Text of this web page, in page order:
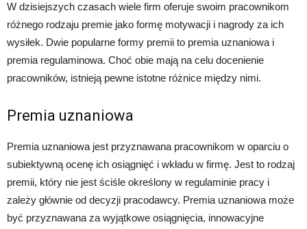
W dzisiejszych czasach wiele firm oferuje swoim pracownikom
różnego rodzaju premie jako formę motywacji i nagrody za ich
wysiłek. Dwie popularne formy premii to premia uznaniowa i
premia regulaminowa. Choć obie mają na celu docenienie
pracowników, istnieją pewne istotne różnice między nimi.
Premia uznaniowa
Premia uznaniowa jest przyznawana pracownikom w oparciu o
subiektywną ocenę ich osiągnięć i wkładu w firmę. Jest to rodzaj
premii, który nie jest ściśle określony w regulaminie pracy i
zależy głównie od decyzji pracodawcy. Premia uznaniowa może
być przyznawana za wyjątkowe osiągnięcia, innowacyjne